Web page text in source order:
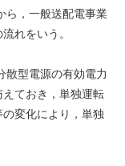
，一般送配電事業
れをいう。
型電源の有効電力
ておき，単独運転
変化により，単独